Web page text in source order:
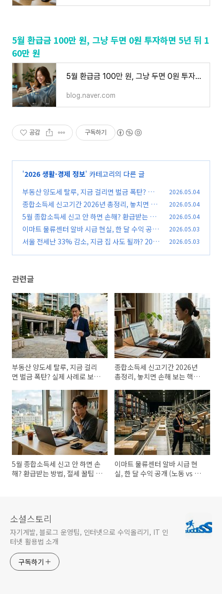
5월 환급금 100만 원, 그냥 두면 0원 투자하면 5년 뒤 1
60만 원
5월 환급금 100만 원, 그냥 두면 0원 투자하면 5년 뒤 160만 원
blog.naver.com
공감 구독하기
'2026 생활·경제 정보' 카테고리의 다른 글
부동산 양도세 탈루, 지금 걸리면 벌금 폭탄? 실
제 사례로 보는 리스크 총정리
(0)
2026.05.04
종합소득세 신고기간 2026년 총정리, 놓치면 손
해 보는 핵심 체크 (0)
2026.05.04
5월 종합소득세 신고 안 하면 손해? 환급받는 방
법, 절세 꿀팁 총정리
(0)
2026.05.04
이마트 물류센터 알바 시급 현실, 한 달 수익 공개
(노동 vs 투자 뭐가 더 돈 될까)
(0)
2026.05.03
서울 전세난 33% 감소, 지금 집 사도 될까? 202
2026.05.03
관련글
부동산 양도세 탈루, 지금 걸리
면 벌금 폭탄? 실제 사례로 보는
종합소득세 신고기간 2026년
총정리, 놓치면 손해 보는 핵심
5월 종합소득세 신고 안 하면 손
해? 환급받는 방법, 절세 꿀팁 총
이마트 물류센터 알바 시급 현
실, 한 달 수익 공개 (노동 vs 투
소셜스토리
자기계발, 블로그 운영팁, 인터넷으로 수익올리기, IT 인
터넷 활용법 소개
구독하기